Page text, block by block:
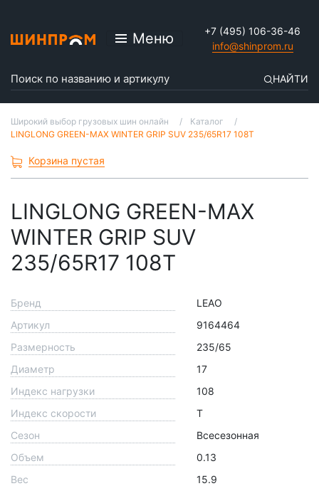
Меню
+7 (495) 106-36-46
info@shinprom.ru
НАЙТИ
Широкий выбор грузовых шин онлайн
Каталог
LINGLONG GREEN-MAX WINTER GRIP SUV 235/65R17 108T
Корзина пустая
LINGLONG GREEN-MAX
WINTER GRIP SUV
235/65R17 108T
Бренд
LEAO
Артикул
9164464
Размерность
235/65
Диаметр
17
Индекс нагрузки
108
Индекс скорости
T
Сезон
Всесезонная
Объем
0.13
Вес
15.9